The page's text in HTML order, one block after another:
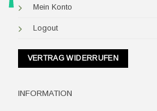
Mein Konto
Logout
VERTRAG WIDERRUFEN
INFORMATION